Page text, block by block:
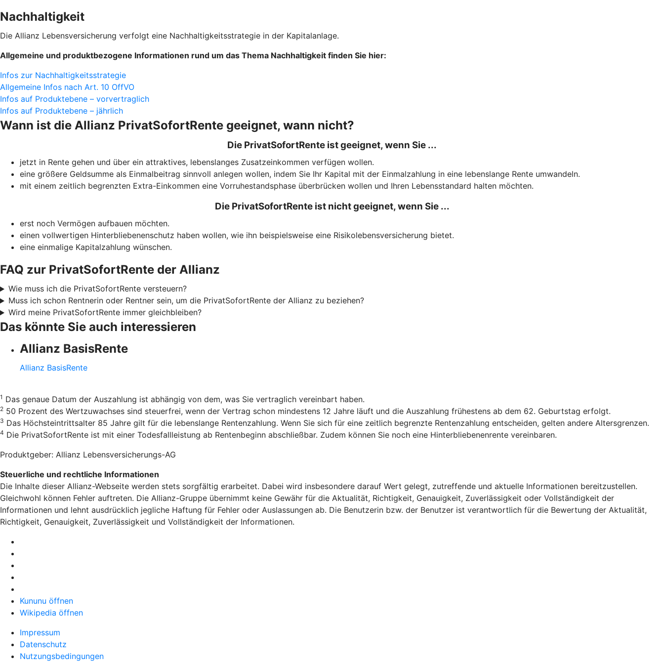
Nachhaltigkeit
Die Allianz Lebensversicherung verfolgt eine Nachhaltigkeitsstrategie in der Kapitalanlage.
Allgemeine und produktbezogene Informationen rund um das Thema Nachhaltigkeit finden Sie hier:
Infos zur Nachhaltigkeitsstrategie
Allgemeine Infos nach Art. 10 OffVO
Infos auf Produktebene – vorvertraglich
Infos auf Produktebene – jährlich
Wann ist die Allianz PrivatSofortRente geeignet, wann nicht?
Die PrivatSofortRente ist geeignet, wenn Sie ...
jetzt in Rente gehen und über ein attraktives, lebenslanges Zusatzeinkommen verfügen wollen.
eine größere Geldsumme als Einmalbeitrag sinnvoll anlegen wollen, indem Sie Ihr Kapital mit der Einmalzahlung in eine lebenslange Rente umwandeln.
mit einem zeitlich begrenzten Extra-Einkommen eine Vorruhestandsphase überbrücken wollen und Ihren Lebensstandard halten möchten.
Die PrivatSofortRente ist nicht geeignet, wenn Sie ...
erst noch Vermögen aufbauen möchten.
einen vollwertigen Hinterbliebenenschutz haben wollen, wie ihn beispielsweise eine Risikolebensversicherung bietet.
eine einmalige Kapitalzahlung wünschen.
FAQ zur PrivatSofortRente der Allianz
Wie muss ich die PrivatSofortRente versteuern?
Muss ich schon Rentnerin oder Rentner sein, um die PrivatSofortRente der Allianz zu beziehen?
Wird meine PrivatSofortRente immer gleichbleiben?
Das könnte Sie auch interessieren
Allianz BasisRente
Allianz BasisRente
1 Das genaue Datum der Auszahlung ist abhängig von dem, was Sie vertraglich vereinbart haben.
2 50 Prozent des Wertzuwachses sind steuerfrei, wenn der Vertrag schon mindestens 12 Jahre läuft und die Auszahlung frühestens ab dem 62. Geburtstag erfolgt.
3 Das Höchsteintrittsalter 85 Jahre gilt für die lebenslange Rentenzahlung. Wenn Sie sich für eine zeitlich begrenzte Rentenzahlung entscheiden, gelten andere Altersgrenzen.
4 Die PrivatSofortRente ist mit einer Todesfallleistung ab Rentenbeginn abschließbar. Zudem können Sie noch eine Hinterbliebenenrente vereinbaren.
Produktgeber: Allianz Lebensversicherungs-AG
Steuerliche und rechtliche Informationen
Die Inhalte dieser Allianz-Webseite werden stets sorgfältig erarbeitet. Dabei wird insbesondere darauf Wert gelegt, zutreffende und aktuelle Informationen bereitzustellen.
Gleichwohl können Fehler auftreten. Die Allianz-Gruppe übernimmt keine Gewähr für die Aktualität, Richtigkeit, Genauigkeit, Zuverlässigkeit oder Vollständigkeit der
Informationen und lehnt ausdrücklich jegliche Haftung für Fehler oder Auslassungen ab. Die Benutzerin bzw. der Benutzer ist verantwortlich für die Bewertung der Aktualität,
Richtigkeit, Genauigkeit, Zuverlässigkeit und Vollständigkeit der Informationen.
Kununu öffnen
Wikipedia öffnen
Impressum
Datenschutz
Nutzungsbedingungen